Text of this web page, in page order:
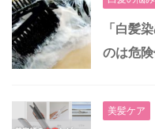
「白髪
のは危
美髪ケア